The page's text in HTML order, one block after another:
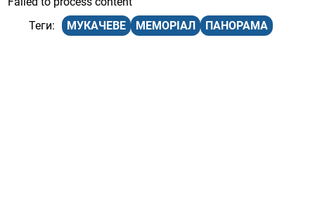
МУКАЧЕВЕ
МЕМОРІАЛ ПАНОРАМА